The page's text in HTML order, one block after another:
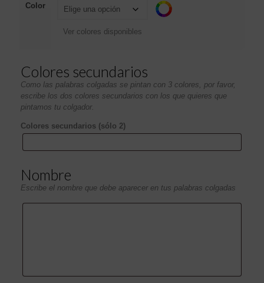
Color
Ver colores disponibles
Colores secundarios
Como las palabras colgadas se pintan con 3 colores, por favor,
escribe los dos colores secundarios con los que quieres que
pintamos tu colgador.
Colores secundarios (sólo 2)
Nombre
Escribe el nombre que debe aparecer en tus palabras colgadas